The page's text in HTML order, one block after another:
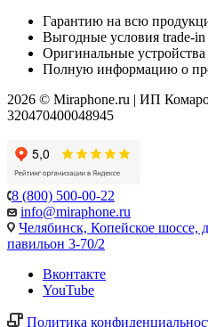
Гарантию на всю
Выгодные условия trade-
Оригинальные
Полную информацию о
2026 © Miraphone.ru | ИП
320470400048945
8 (800) 500-00-22
info@miraphone.ru
Челябинск, Копейское шоссе,
павильон 3-70/2
Вконтакте
YouTube
Политика